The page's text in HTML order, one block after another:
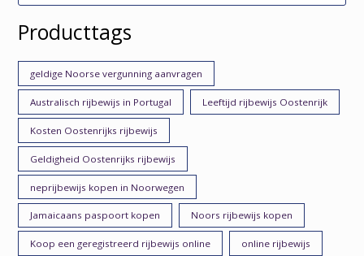
Producttags
geldige Noorse vergunning aanvragen
Australisch rijbewijs in Portugal Leeftijd rijbewijs Oostenrijk
Kosten Oostenrijks rijbewijs
Geldigheid Oostenrijks rijbewijs
neprijbewijs kopen in Noorwegen
Jamaicaans paspoort kopen Noors rijbewijs kopen
Koop een geregistreerd rijbewijs online online rijbewijs